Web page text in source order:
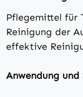
Pflegemittel für
Reinigung der
effektive
Anwendung und